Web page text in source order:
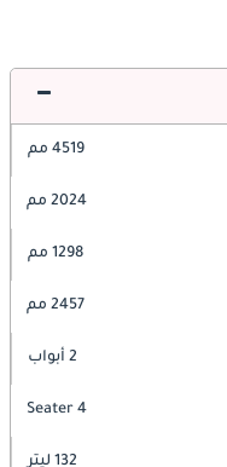
4519 مم
2024 مم
1298 مم
2457 مم
2 أبواب
4 Seater
132 ليتر